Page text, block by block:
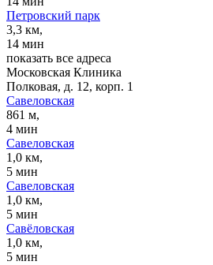
Петровский парк
3,3 км,
14 мин
показать все адреса
Московская Клиника
Полковая, д. 12, корп. 1
Савеловская
861 м,
4 мин
Савеловская
1,0 км,
5 мин
Савеловская
1,0 км,
5 мин
Савёловская
1,0 км,
5 мин